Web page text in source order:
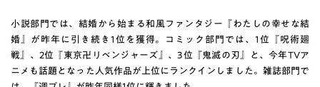
小説部門では、結婚から始まる和風ファンタジー『わたしの幸せな結
婚』が昨年に引き続き1位を獲得。コミック部門では、1位『呪術廻
戦』、2位『東京卍リベンジャーズ』、3位『鬼滅の刃』と、今年TVア
ニメも話題となった人気作品が上位にランクインしました。雑誌部門で